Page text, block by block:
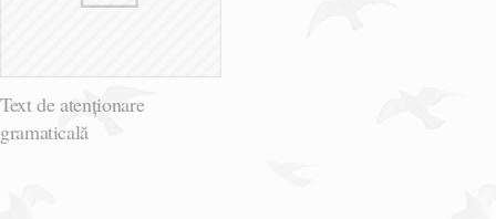
Text de atenționare
gramaticală